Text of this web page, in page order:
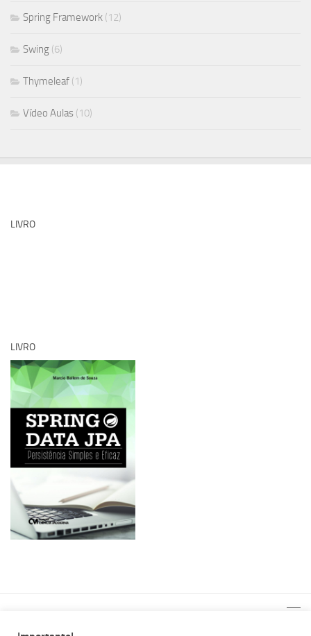
Spring Framework (12)
Swing (6)
Thymeleaf (1)
Vídeo Aulas (10)
LIVRO
LIVRO